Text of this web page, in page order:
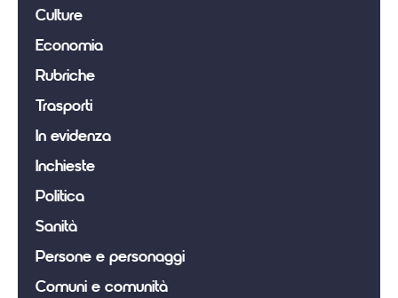
Culture
Economia
Rubriche
Trasporti
In evidenza
Inchieste
Politica
Sanità
Persone e personaggi
Comuni e comunità